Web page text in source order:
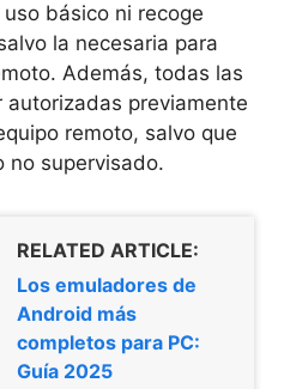
básico ni recoge
la necesaria para
Además, todas las
previamente
remoto, salvo que
no supervisado.
RELATED ARTICLE:
Los emuladores de
Android más
completos para PC:
Guía 2025